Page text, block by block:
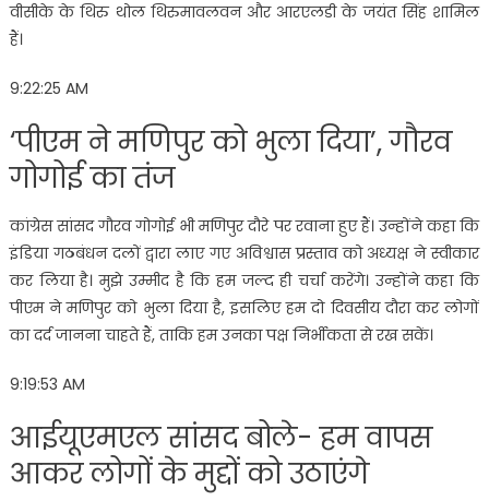
वीसीके के थिरु थोल थिरुमावलवन और आरएलडी के जयंत सिंह शामिल
हैं।
9:22:25 AM
‘पीएम ने मणिपुर को भुला दिया’, गौरव
गोगोई का तंज
कांग्रेस सांसद गौरव गोगोई भी मणिपुर दौरे पर रवाना हुए हैं। उन्होंने कहा कि
इंडिया गठबंधन दलों द्वारा लाए गए अविश्वास प्रस्ताव को अध्यक्ष ने स्वीकार
कर लिया है। मुझे उम्मीद है कि हम जल्द ही चर्चा करेंगे। उन्होंने कहा कि
पीएम ने मणिपुर को भुला दिया है, इसलिए हम दो दिवसीय दौरा कर लोगों
का दर्द जानना चाहते हैं, ताकि हम उनका पक्ष निर्भीकता से रख सकें।
9:19:53 AM
आईयूएमएल सांसद बोले- हम वापस
आकर लोगों के मुद्दों को उठाएंगे